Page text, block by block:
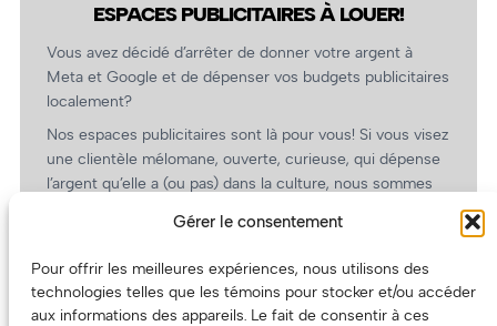
Gérer le consentement
Pour offrir les meilleures expériences, nous utilisons des
technologies telles que les témoins pour stocker et/ou accéder
aux informations des appareils. Le fait de consentir à ces
ESPACES PUBLICITAIRES À LOUER!
Vous avez décidé d’arrêter de donner votre argent à
Meta et Google et de dépenser vos budgets publicitaires
localement?
Nos espaces publicitaires sont là pour vous! Si vous visez
une clientèle mélomane, ouverte, curieuse, qui dépense
l’argent qu’elle a (ou pas) dans la culture, nous sommes
revient.
(Oui, on va avoir des tarifs spéciaux pour vous, les